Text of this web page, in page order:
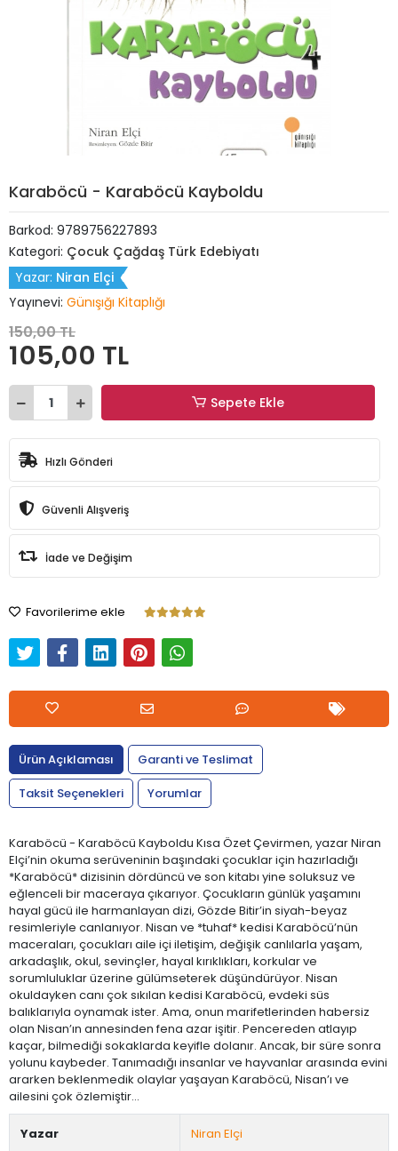
Karaböcü - Karaböcü Kayboldu
Barkod: 9789756227893
Kategori: Çocuk Çağdaş Türk Edebiyatı
Yazar: Niran Elçi
Yayınevi: Günışığı Kitaplığı
150,00 TL
105,00 TL
Sepete Ekle
Hızlı Gönderi
Güvenli Alışveriş
İade ve Değişim
Favorilerime ekle
Ürün Açıklaması
Garanti ve Teslimat
Taksit Seçenekleri
Yorumlar
Karaböcü - Karaböcü Kayboldu Kısa Özet Çevirmen, yazar Niran
Elçi’nin okuma serüveninin başındaki çocuklar için hazırladığı
*Karaböcü* dizisinin dördüncü ve son kitabı yine soluksuz ve
eğlenceli bir maceraya çıkarıyor. Çocukların günlük yaşamını
hayal gücü ile harmanlayan dizi, Gözde Bitir’in siyah-beyaz
resimleriyle canlanıyor. Nisan ve *tuhaf* kedisi Karaböcü’nün
maceraları, çocukları aile içi iletişim, değişik canlılarla yaşam,
arkadaşlık, okul, sevinçler, hayal kırıklıkları, korkular ve
sorumluluklar üzerine gülümseterek düşündürüyor. Nisan
okuldayken canı çok sıkılan kedisi Karaböcü, evdeki süs
balıklarıyla oynamak ister. Ama, onun marifetlerinden habersiz
olan Nisan’ın annesinden fena azar işitir. Pencereden atlayıp
kaçar, bilmediği sokaklarda keyifle dolanır. Ancak, bir süre sonra
yolunu kaybeder. Tanımadığı insanlar ve hayvanlar arasında evini
ararken beklenmedik olaylar yaşayan Karaböcü, Nisan’ı ve
ailesini çok özlemiştir...
Yazar Niran Elçi